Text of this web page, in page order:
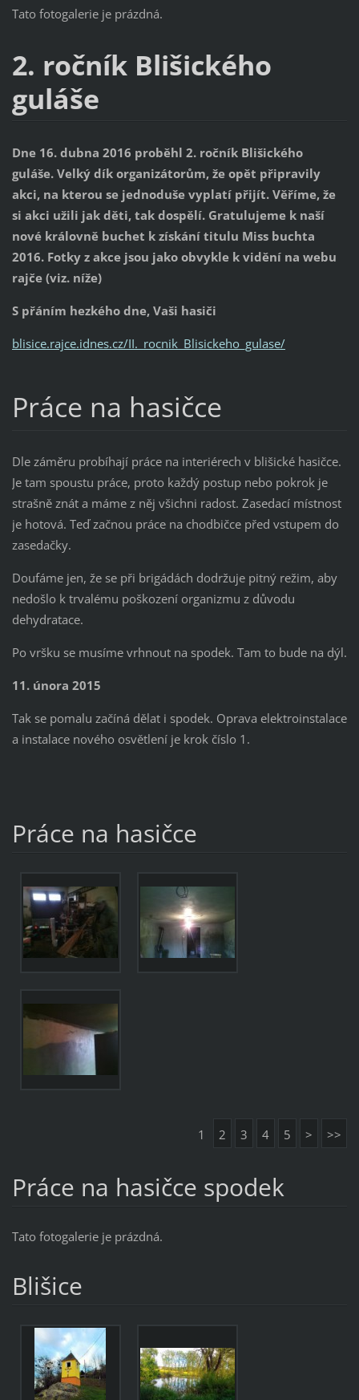
Tato fotogalerie je prázdná.
2. ročník Blišického
guláše
Dne 16. dubna 2016 proběhl 2. ročník Blišického
guláše. Velký dík organizátorům, že opět připravily
akci, na kterou se jednoduše vyplatí přijít. Věříme, že
si akci užili jak děti, tak dospělí. Gratulujeme k naší
nové královně buchet k získání titulu Miss buchta
2016. Fotky z akce jsou jako obvykle k vidění na webu
rajče (viz. níže)
S přáním hezkého dne, Vaši hasiči
blisice.rajce.idnes.cz/II._rocnik_Blisickeho_gulase/
Práce na hasičce
Dle záměru probíhají práce na interiérech v blišické hasičce.
Je tam spoustu práce, proto každý postup nebo pokrok je
strašně znát a máme z něj všichni radost. Zasedací místnost
je hotová. Teď začnou práce na chodbičce před vstupem do
zasedačky.
Doufáme jen, že se při brigádách dodržuje pitný režim, aby
nedošlo k trvalému poškození organizmu z důvodu
dehydratace.
Po vršku se musíme vrhnout na spodek. Tam to bude na dýl.
11. února 2015
Tak se pomalu začíná dělat i spodek. Oprava elektroinstalace
a instalace nového osvětlení je krok číslo 1.
Práce na hasičce
1 2 3 4 5 > >>
Práce na hasičce spodek
Tato fotogalerie je prázdná.
Blišice